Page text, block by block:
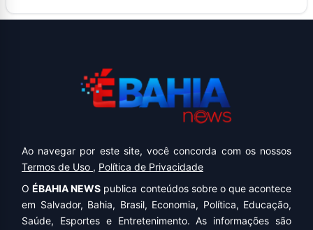
Ao navegar por este site, você concorda com os nossos
Termos de Uso , Política de Privacidade
OÉBAHIA NEWS publica conteúdos sobre o que acontece
em Salvador, Bahia, Brasil, Economia, Política, Educação,
Saúde, Esportes e Entretenimento. As informações são